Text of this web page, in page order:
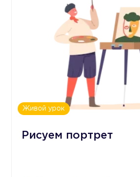
Живой урок
Рисуем портрет